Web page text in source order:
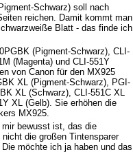
Schwarz) soll nach
reichen. Damit kommt man
Blatt - das finde ich
(Pigment-Schwarz), CLI-
(Magenta) und CLI-551Y
von Canon für den MX925
XL (Pigment-Schwarz), PGI-
XL (Schwarz), CLI-551C XL
XL (Gelb). Sie erhöhen die
MX925.
bewusst ist, das die
die großen Tintensparer
möchte ich ja haben und das